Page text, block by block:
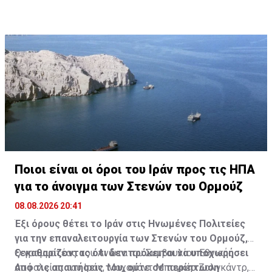
Ποιοι είναι οι όροι του Ιράν προς τις ΗΠΑ
για το άνοιγμα των Στενών του Ορμούζ
08.08.2026 20:41
Έξι όρους θέτει το Ιράν στις Ηνωμένες Πολιτείες
για την επαναλειτουργία των Στενών του Ορμούζ,
ξεκαθαρίζοντας ότι δεν πρόκειται να υποχωρήσει
από τις απαιτήσεις του, ούτε σε περίπτωση
Ο γραμματέας του Ανώτατου Συμβουλίου Εθνικής
Ασφαλείας του Ιράν, Μοχαμάντ Μπαγκέρ Ζολγκάντρ,